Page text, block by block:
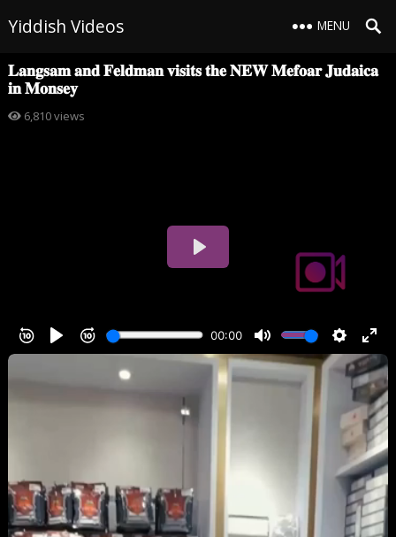
Yiddish Videos MENU
𝐋𝐚𝐧𝐠𝐬𝐚𝐦 𝐚𝐧𝐝 𝐅𝐞𝐥𝐝𝐦𝐚𝐧 𝐯𝐢𝐬𝐢𝐭𝐬 𝐭𝐡𝐞 𝐍𝐄𝐖 𝐌𝐞𝐟𝐨𝐚𝐫 𝐉𝐮𝐝𝐚𝐢𝐜𝐚
𝐢𝐧 𝐌𝐨𝐧𝐬𝐞𝐲
6,810views